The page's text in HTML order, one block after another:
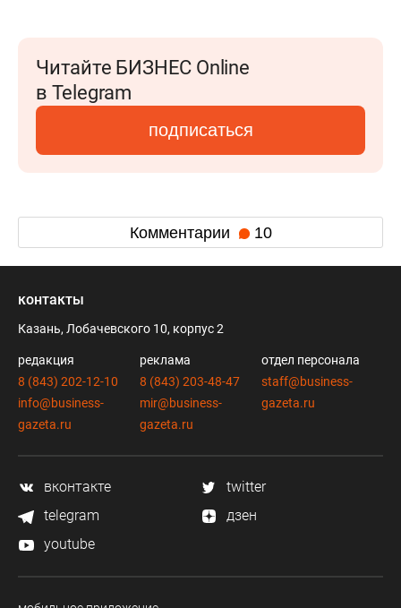
Читайте БИЗНЕС Online
в Telegram
подписаться
Комментарии 10
контакты
Казань, Лобачевского 10, корпус 2
редакция
8 (843) 202-12-10
info@business-
gazeta.ru
реклама
8 (843) 203-48-47
mir@business-
gazeta.ru
отдел персонала
staff@business-
gazeta.ru
вконтакте
twitter
telegram
дзен
youtube